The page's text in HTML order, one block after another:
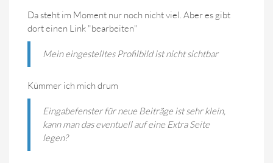
Da steht im Moment nur noch nicht viel. Aber es gibt
dort einen Link "bearbeiten"
Mein eingestelltes Profilbild ist nicht sichtbar
Kümmer ich mich drum
Eingabefenster für neue Beiträge ist sehr klein,
kann man das eventuell auf eine Extra Seite
legen?